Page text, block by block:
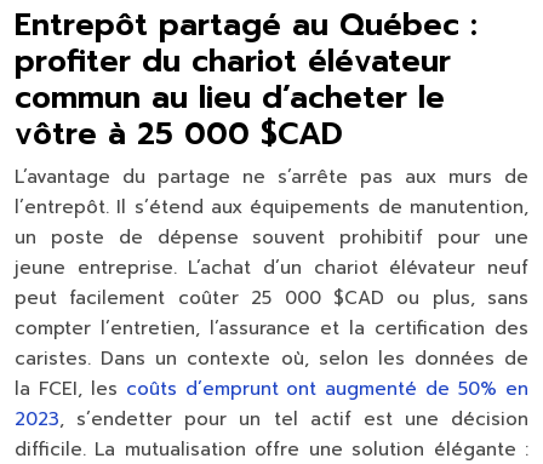
Entrepôt partagé au Québec :
profiter du chariot élévateur
commun au lieu d’acheter le
vôtre à 25 000 $CAD
L’avantage du partage ne s’arrête pas aux murs de
l’entrepôt. Il s’étend aux équipements de manutention,
un poste de dépense souvent prohibitif pour une
jeune entreprise. L’achat d’un chariot élévateur neuf
peut facilement coûter 25 000 $CAD ou plus, sans
compter l’entretien, l’assurance et la certification des
caristes. Dans un contexte où, selon les données de
la FCEI, les coûts d’emprunt ont augmenté de 50% en
2023, s’endetter pour un tel actif est une décision
difficile. La mutualisation offre une solution élégante :